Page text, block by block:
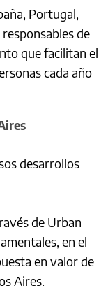
Portugal,
de
que facilitan el
cada año
desarrollos
de Urban
en el
en valor de
Aires.